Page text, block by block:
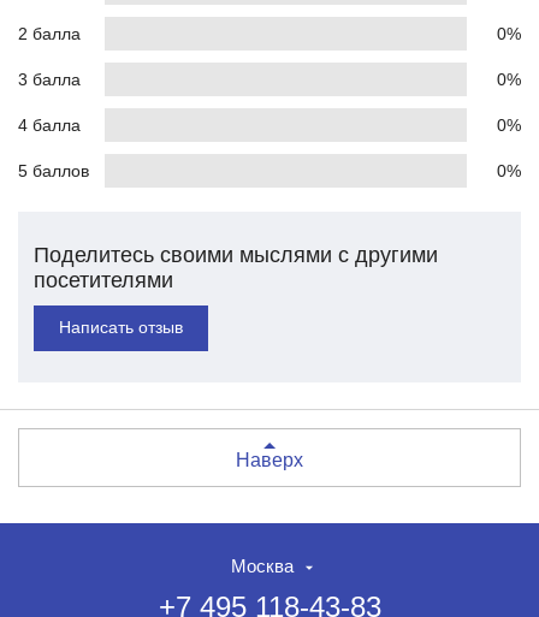
2 балла 0%
3 балла 0%
4 балла 0%
5 баллов 0%
Поделитесь своими мыслями с другими
посетителями
Написать отзыв
Наверх
Москва
+7 495 118-43-83